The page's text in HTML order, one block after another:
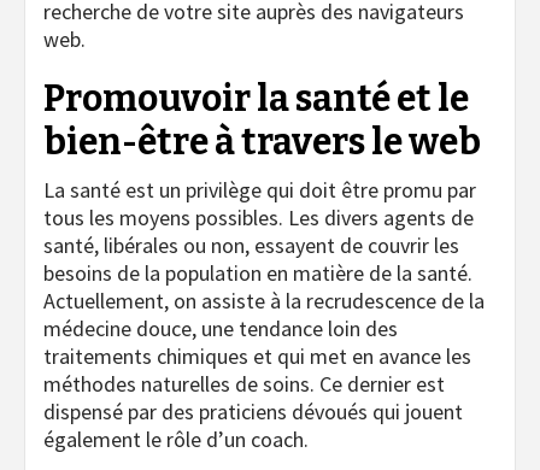
recherche de votre site auprès des navigateurs
web.
Promouvoir la santé et le
bien-être à travers le web
La santé est un privilège qui doit être promu par
tous les moyens possibles. Les divers agents de
santé, libérales ou non, essayent de couvrir les
besoins de la population en matière de la santé.
Actuellement, on assiste à la recrudescence de la
médecine douce, une tendance loin des
traitements chimiques et qui met en avance les
méthodes naturelles de soins. Ce dernier est
dispensé par des praticiens dévoués qui jouent
également le rôle d’un coach.